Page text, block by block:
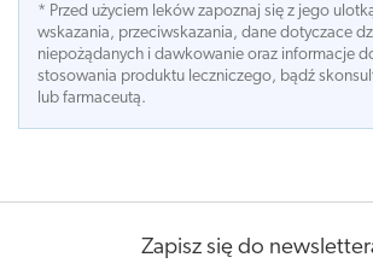
* Przed użyciem leków zapoznaj się z jego
wskazania, przeciwskazania, dane dotyczace
niepożądanych i dawkowanie oraz informacje
stosowania produktu leczniczego, bądź
lub farmaceutą.
Zapisz się do